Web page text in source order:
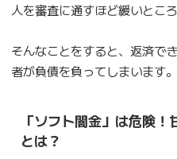
人を審査に通すほど緩いとこ
そんなことをすると、返済で
者が負債を負ってしまいます。
「ソフト闇金」は危険
とは？